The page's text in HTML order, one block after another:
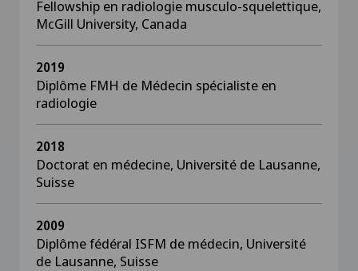
Fellowship en radiologie musculo-squelettique,
McGill University, Canada
2019
Diplôme FMH de Médecin spécialiste en
radiologie
2018
Doctorat en médecine, Université de Lausanne,
Suisse
2009
Diplôme fédéral ISFM de médecin, Université
de Lausanne, Suisse